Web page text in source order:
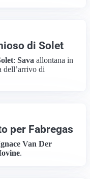
di Solet
:Sava allontana in
dell’arrivo di
per Fabregas
Van Der
.